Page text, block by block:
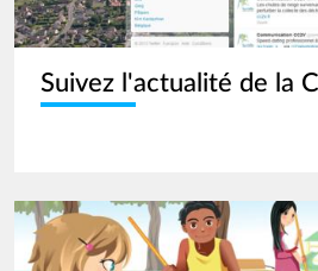
Suivez l'actualité de la
Image